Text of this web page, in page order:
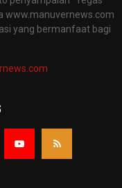
www.manuvernews.com
yang bermanfaat bagi